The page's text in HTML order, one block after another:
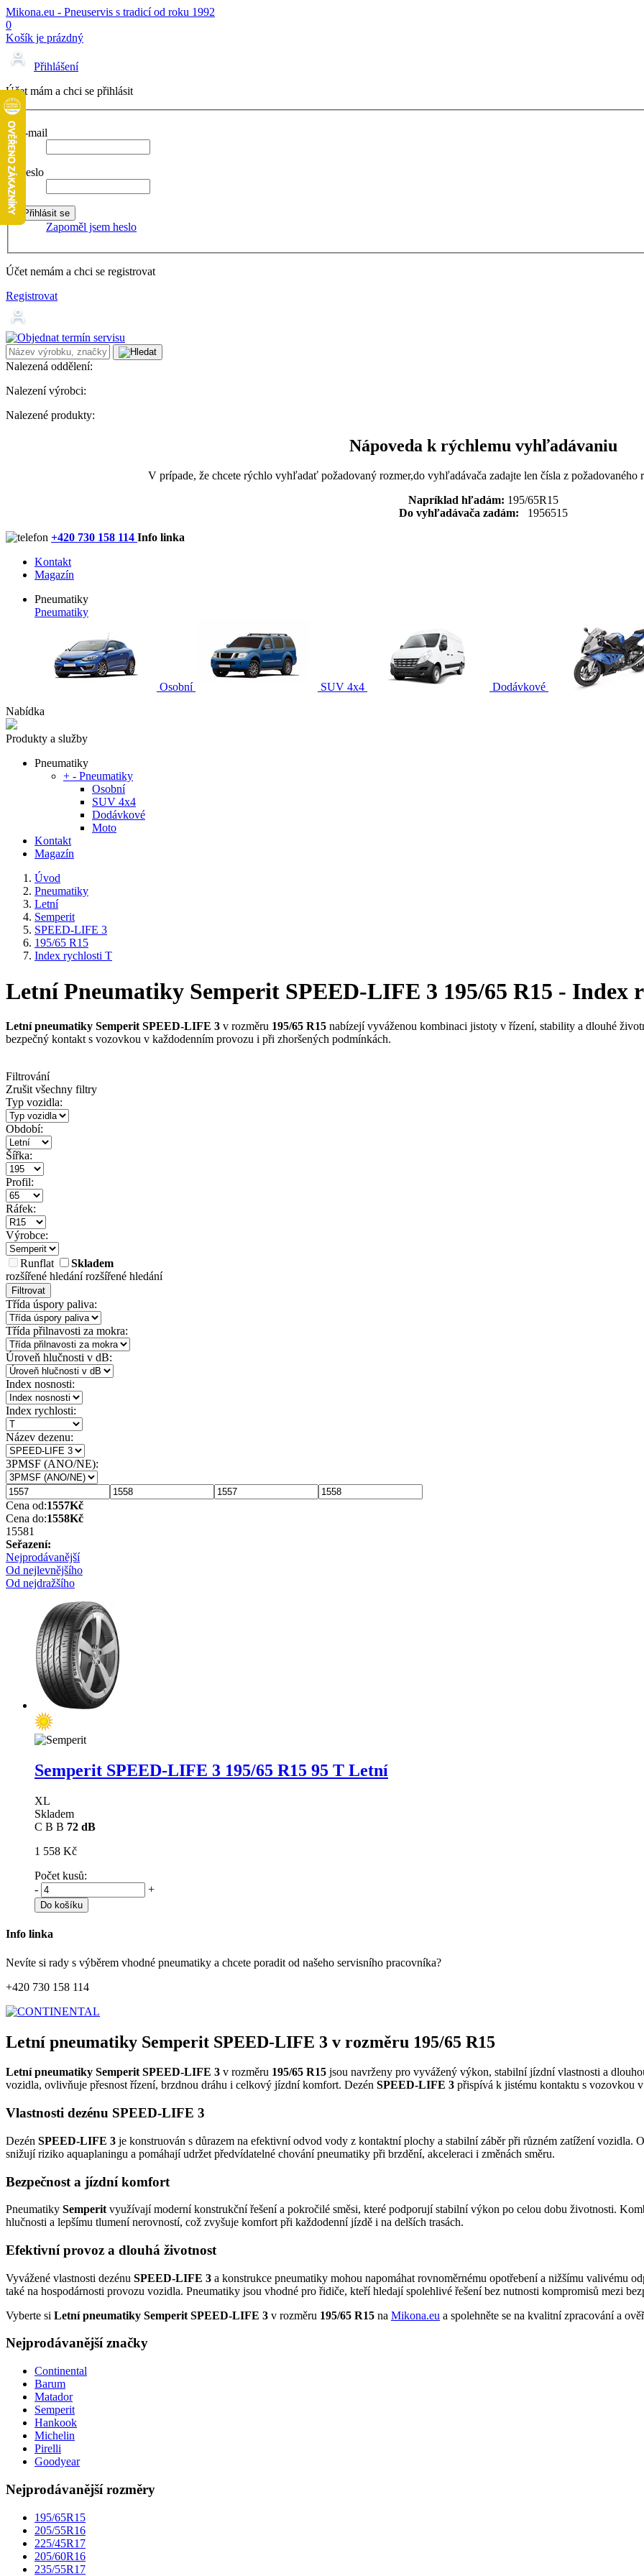
Mikona.eu - Pneuservis s tradicí od roku 1992
0
Košík je prázdný
Přihlášení
Účet mám a chci se přihlásit
E-mail
Heslo
Zapoměl jsem heslo
Účet nemám a chci se registrovat
Registrovat
Nalezená oddělení:
Nalezení výrobci:
Nalezené produkty:
Nápoveda k rýchlemu vyhľadávaniu
V prípade, že chcete rýchlo vyhľadať požadovaný rozmer,do vyhľadávača zadajte len čísla z
Napríklad hľadám: 195/65R15
Do vyhľadávača zadám: 1956515
+420 730 158 114 Info linka
Kontakt
Magazín
Pneumatiky
Pneumatiky
Osobní SUV 4x4
Dodávkové
Nabídka
Produkty a služby
Pneumatiky
+ - Pneumatiky
Osobní
SUV 4x4
Dodávkové
Moto
Kontakt
Magazín
Úvod
Pneumatiky
Letní
Semperit
SPEED-LIFE 3
195/65 R15
Index rychlosti T
Letní Pneumatiky Semperit SPEED-LIFE 3 195/65 R15 - Index
Letní pneumatiky Semperit SPEED-LIFE 3 v rozměru 195/65 R15 nabízejí vyváženou kombinaci jistoty v řízení, stability a dlouhé
bezpečný kontakt s vozovkou v každodenním provozu i při zhoršených podmínkách.
Filtrování
Zrušit všechny filtry
Typ vozidla:
Období:
Šířka:
Profil:
Ráfek:
Výrobce:
Runflat
Skladem
rozšířené hledánírozšířené hledání
Filtrovat
Třída úspory paliva:
Třída přilnavosti za mokra:
Úroveň hlučnosti v dB:
Index nosnosti:
Index rychlosti:
Název dezenu:
3PMSF (ANO/NE):
Cena od:1557Kč
Cena do:1558Kč
15581
Seřazení:
Nejprodávanější
Od nejlevnějšího
Od nejdražšího
Semperit SPEED-LIFE 3 195/65 R15 95 T Letní
XL
Skladem
C B B 72 dB
1 558 Kč
Počet kusů:
-
+
Do košíku
Info linka
Nevíte si rady s výběrem vhodné pneumatiky a chcete poradit od našeho servisního pracovníka?
+420 730 158 114
Letní pneumatiky Semperit SPEED-LIFE 3 v rozměru 195/65 R15
Letní pneumatiky Semperit SPEED-LIFE 3 v rozměru 195/65 R15 jsou navrženy pro vyvážený výkon, stabilní jízdní vlastnosti a
vozidla, ovlivňuje přesnost řízení, brzdnou dráhu i celkový jízdní komfort. Dezén SPEED-LIFE 3 přispívá k jistému kontaktu s vozovkou
Vlastnosti dezénu SPEED-LIFE 3
Dezén SPEED-LIFE 3 je konstruován s důrazem na efektivní odvod vody z kontaktní plochy a stabilní záběr při různém zatížení
snižují riziko aquaplaningu a pomáhají udržet předvídatelné chování pneumatiky při brzdění, akceleraci i změnách směru.
Bezpečnost a jízdní komfort
Pneumatiky Semperit využívají moderní konstrukční řešení a pokročilé směsi, které podporují stabilní výkon po celou dobu životnosti.
hlučnosti a lepšímu tlumení nerovností, což zvyšuje komfort při každodenní jízdě i na delších trasách.
Efektivní provoz a dlouhá životnost
Vyvážené vlastnosti dezénu SPEED-LIFE 3 a konstrukce pneumatiky mohou napomáhat rovnoměrnému opotřebení a nižšímu valivému
také na hospodárnosti provozu vozidla. Pneumatiky jsou vhodné pro řidiče, kteří hledají spolehlivé řešení bez nutnosti kompromisů mezi
Vyberte si Letní pneumatiky Semperit SPEED-LIFE 3 v rozměru 195/65 R15 na Mikona.eu a spolehněte se na kvalitní zpracování a
Nejprodávanější značky
Continental
Barum
Matador
Semperit
Hankook
Michelin
Pirelli
Goodyear
Nejprodávanější rozměry
195/65R15
205/55R16
225/45R17
205/60R16
235/55R17